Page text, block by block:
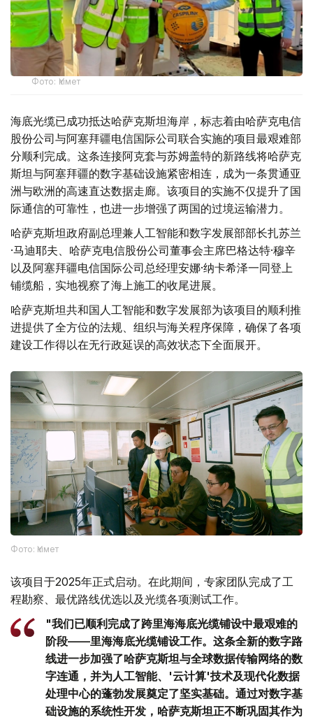
Фото: Үкімет
海底光缆已成功抵达哈萨克斯坦海岸，标志着由哈萨克电信
股份公司与阿塞拜疆电信国际公司联合实施的项目最艰难部
分顺利完成。这条连接阿克套与苏姆盖特的新路线将哈萨克
斯坦与阿塞拜疆的数字基础设施紧密相连，成为一条贯通亚
洲与欧洲的高速直达数据走廊。该项目的实施不仅提升了国
际通信的可靠性，也进一步增强了两国的过境运输潜力。
哈萨克斯坦政府副总理兼人工智能和数字发展部部长扎苏兰
·马迪耶夫、哈萨克电信股份公司董事会主席巴格达特·穆辛
以及阿塞拜疆电信国际公司总经理安娜·纳卡希泽一同登上
铺缆船，实地视察了海上施工的收尾进展。
哈萨克斯坦共和国人工智能和数字发展部为该项目的顺利推
进提供了全方位的法规、组织与海关程序保障，确保了各项
建设工作得以在无行政延误的高效状态下全面展开。
Фото: Үкімет
该项目于2025年正式启动。在此期间，专家团队完成了工
程勘察、最优路线优选以及光缆各项测试工作。
"我们已顺利完成了跨里海海底光缆铺设中最艰难的
阶段——里海海底光缆铺设工作。这条全新的数字路
线进一步加强了哈萨克斯坦与全球数据传输网络的数
字连通，并为人工智能、'云计算'技术及现代化数据
处理中心的蓬勃发展奠定了坚实基础。通过对数字基
础设施的系统性开发，哈萨克斯坦正不断巩固其作为